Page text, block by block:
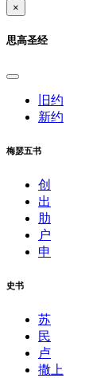
×
思高圣经
旧约
新约
梅瑟五书
创
出
肋
户
申
史书
苏
民
卢
撒上